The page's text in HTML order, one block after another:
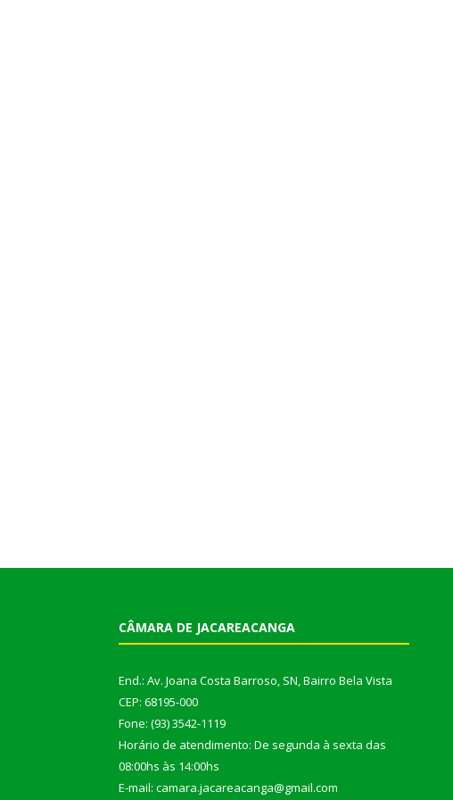
CÂMARA DE JACAREACANGA
End.: Av. Joana Costa Barroso, SN, Bairro Bela Vista
CEP: 68195-000
Fone: (93) 3542-1119
Horário de atendimento: De segunda à sexta das
08:00hs às 14:00hs
E-mail: camara.jacareacanga@gmail.com